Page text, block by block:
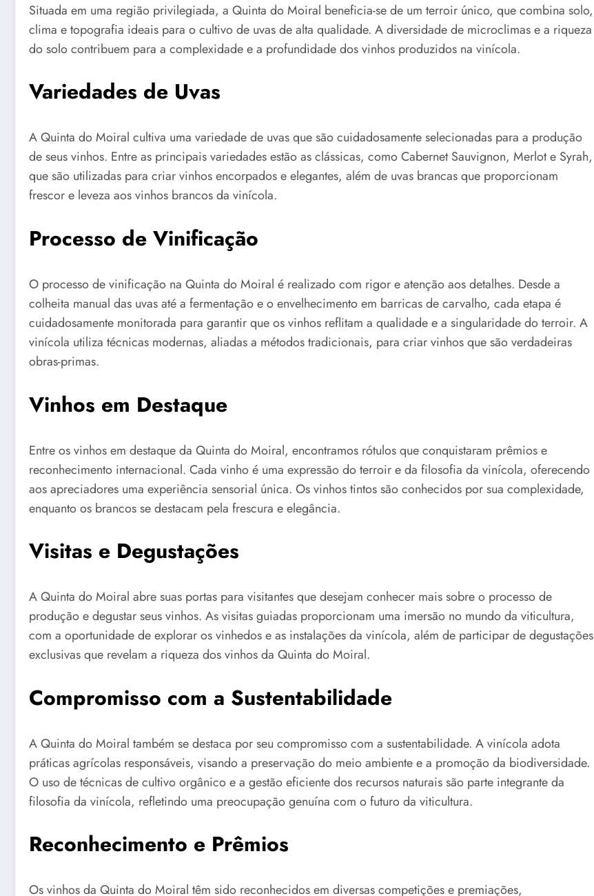
Situada em uma região privilegiada, a Quinta do Moiral beneficia-se de um terroir único, que combina solo,
clima e topografia ideais para o cultivo de uvas de alta qualidade. A diversidade de microclimas e a riqueza
do solo contribuem para a complexidade e a profundidade dos vinhos produzidos na vinícola.
Variedades de Uvas
A Quinta do Moiral cultiva uma variedade de uvas que são cuidadosamente selecionadas para a produção
de seus vinhos. Entre as principais variedades estão as clássicas, como Cabernet Sauvignon, Merlot e Syrah,
que são utilizadas para criar vinhos encorpados e elegantes, além de uvas brancas que proporcionam
frescor e leveza aos vinhos brancos da vinícola.
Processo de Vinificação
O processo de vinificação na Quinta do Moiral é realizado com rigor e atenção aos detalhes. Desde a
colheita manual das uvas até a fermentação e o envelhecimento em barricas de carvalho, cada etapa é
cuidadosamente monitorada para garantir que os vinhos reflitam a qualidade e a singularidade do terroir. A
vinícola utiliza técnicas modernas, aliadas a métodos tradicionais, para criar vinhos que são verdadeiras
obras-primas.
Vinhos em Destaque
Entre os vinhos em destaque da Quinta do Moiral, encontramos rótulos que conquistaram prêmios e
reconhecimento internacional. Cada vinho é uma expressão do terroir e da filosofia da vinícola, oferecendo
aos apreciadores uma experiência sensorial única. Os vinhos tintos são conhecidos por sua complexidade,
enquanto os brancos se destacam pela frescura e elegância.
Visitas e Degustações
A Quinta do Moiral abre suas portas para visitantes que desejam conhecer mais sobre o processo de
produção e degustar seus vinhos. As visitas guiadas proporcionam uma imersão no mundo da viticultura,
com a oportunidade de explorar os vinhedos e as instalações da vinícola, além de participar de degustações
exclusivas que revelam a riqueza dos vinhos da Quinta do Moiral.
Compromisso com a Sustentabilidade
A Quinta do Moiral também se destaca por seu compromisso com a sustentabilidade. A vinícola adota
práticas agrícolas responsáveis, visando a preservação do meio ambiente e a promoção da biodiversidade.
O uso de técnicas de cultivo orgânico e a gestão eficiente dos recursos naturais são parte integrante da
filosofia da vinícola, refletindo uma preocupação genuína com o futuro da viticultura.
Reconhecimento e Prêmios
Os vinhos da Quinta do Moiral têm sido reconhecidos em diversas competições e premiações,